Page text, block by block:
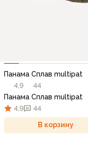
Панама Сплав multipat
4,9
44
Панама Сплав multipat
4,9
44
В корзину